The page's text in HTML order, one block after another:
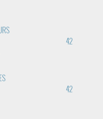
42
42